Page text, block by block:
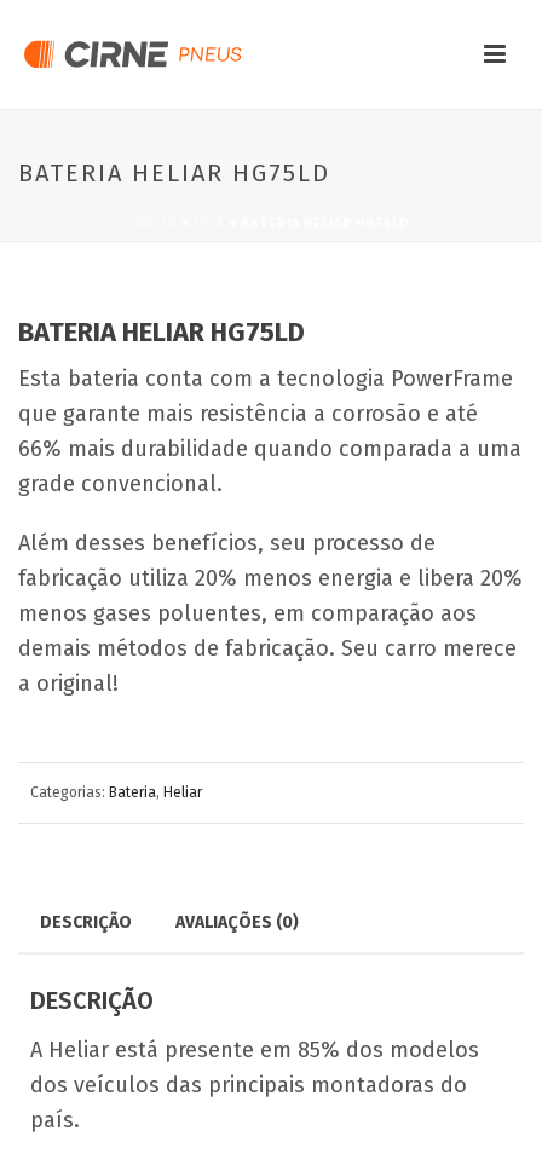
BATERIA HELIAR HG75LD
BATERIA HELIAR HG75LD
Esta bateria conta com a tecnologia PowerFrame
que garante mais resistência a corrosão e até
66% mais durabilidade quando comparada a uma
grade convencional.
Além desses benefícios, seu processo de
fabricação utiliza 20% menos energia e libera 20%
menos gases poluentes, em comparação aos
demais métodos de fabricação. Seu carro merece
a original!
Categorias: Bateria, Heliar
DESCRIÇÃO AVALIAÇÕES (0)
DESCRIÇÃO
A Heliar está presente em 85% dos modelos
dos veículos das principais montadoras do
país.